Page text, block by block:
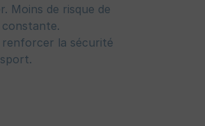
Moins de risque de
la sécurité